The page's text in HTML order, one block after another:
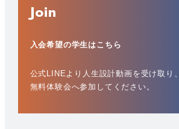
Join
入会希望の学生はこちら
公式LINEより人生設計動画を受け取り、
無料体験会へ参加してください。